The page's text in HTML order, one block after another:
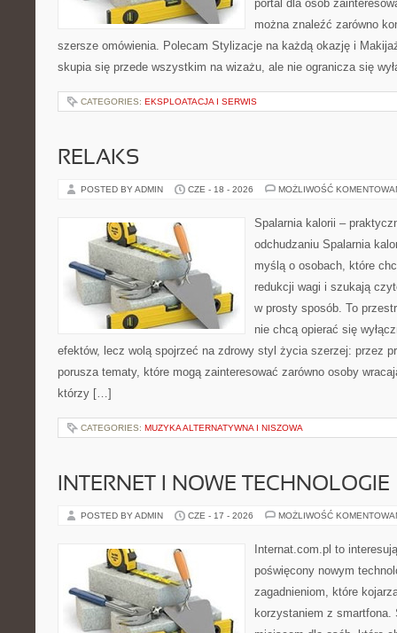
portal dla osób
można znaleźć zarówno
szersze omówienia. Polecam Stylizacje na każdą okazję i
skupia się przede wszystkim na wizażu, ale nie ogranicza się
CATEGORIES: EKSPLOATACJA I SERWIS
RELAKS
POSTED BY ADMIN CZE - 18 - 2026 MOŻLIWOŚĆ
Spalarnia kalorii –
odchudzaniu Spalarnia
myślą o osobach, które
redukcji wagi i szukają
w prosty sposób. To
nie chcą opierać się
efektów, lecz wolą spojrzeć na zdrowy styl życia szerzej: przez
porusza tematy, które mogą zainteresować zarówno osoby
którzy […]
CATEGORIES: MUZYKA ALTERNATYWNA I NISZOWA
INTERNET I NOWE TECHNOLOGIE
POSTED BY ADMIN CZE - 17 - 2026 MOŻLIWOŚĆ
Internat.com.pl to
poświęcony nowym
zagadnieniom, które
korzystaniem z